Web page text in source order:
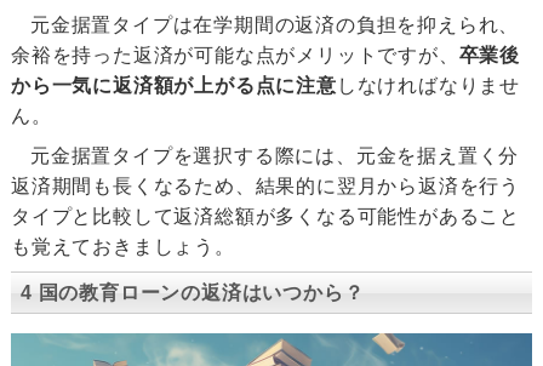
元金据置タイプは在学期間の返済の負担を抑えられ、
余裕を持った返済が可能な点がメリットですが、 卒業後
から一気に返済額が上がる点に注意 しなければなりませ
ん。
元金据置タイプを選択する際には、元金を据え置く分
返済期間も長くなるため、結果的に翌月から返済を行う
タイプと比較して返済総額が多くなる可能性があること
も覚えておきましょう。
4 国の教育ローンの返済はいつから？